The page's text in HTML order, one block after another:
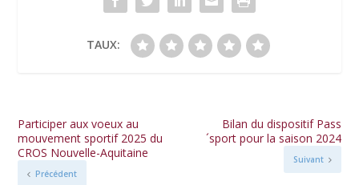
TAUX:
Participer aux voeux au
mouvement sportif 2025 du
CROS Nouvelle-Aquitaine
Précédent
Bilan du dispositif Pass
´sport pour la saison 2024
Suivant